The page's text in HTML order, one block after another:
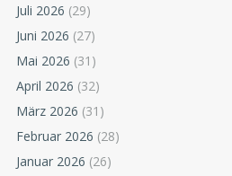
Juli 2026 (29)
Juni 2026 (27)
Mai 2026 (31)
April 2026 (32)
März 2026 (31)
Februar 2026 (28)
Januar 2026 (26)